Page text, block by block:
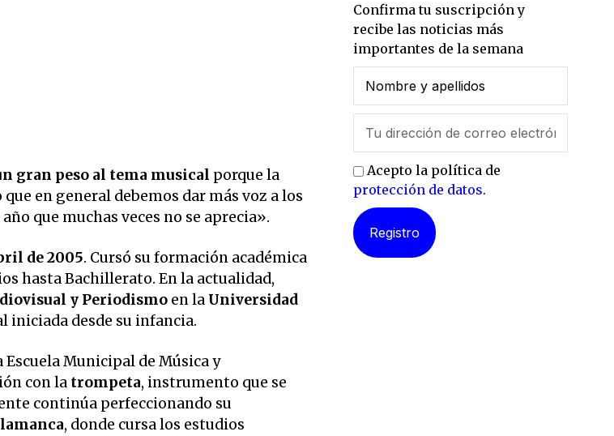
gran peso al tema musical porque la
en general debemos dar más voz a los
que muchas veces no se aprecia».
de 2005. Cursó su formación académica
hasta Bachillerato. En la actualidad,
y Periodismo en la Universidad
iniciada desde su infancia.
Escuela Municipal de Música y
con la trompeta, instrumento que se
continúa perfeccionando su
, donde cursa los estudios
Confirma tu suscripción y
recibe las noticias más
importantes de la semana
Acepto la política de
protección de datos.